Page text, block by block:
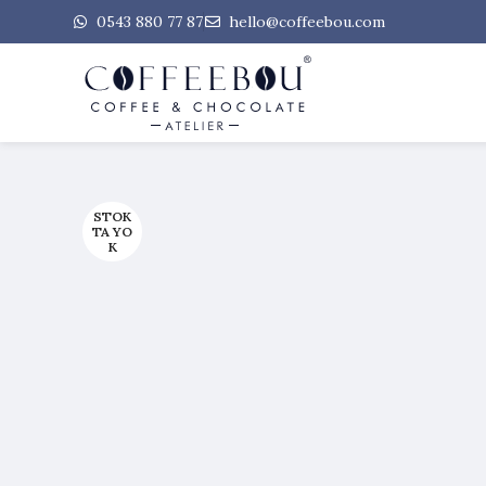
0543 880 77 87 hello@coffeebou.com
STOK
TA YO
K